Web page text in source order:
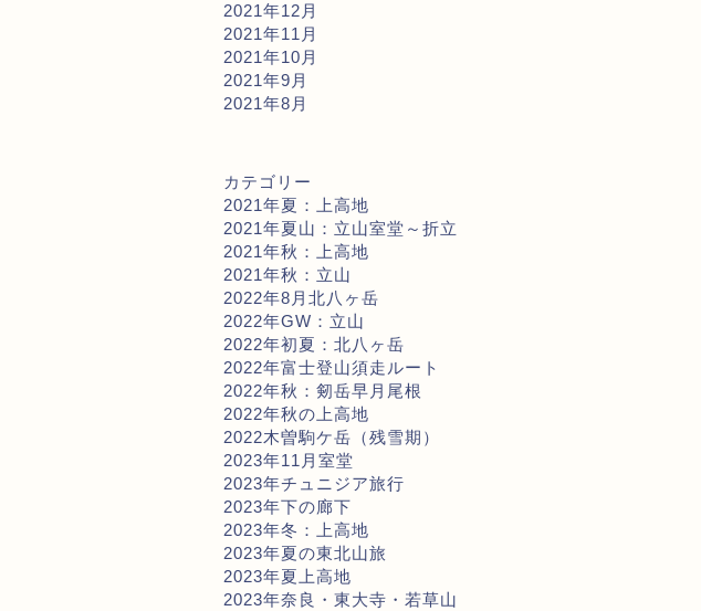
2021年12月
2021年11月
2021年10月
2021年9月
2021年8月
カテゴリー
2021年夏：上高地
2021年夏山：立山室堂～折立
2021年秋：上高地
2021年秋：立山
2022年8月北八ヶ岳
2022年GW：立山
2022年初夏：北八ヶ岳
2022年富士登山須走ルート
2022年秋：剱岳早月尾根
2022年秋の上高地
2022木曽駒ケ岳（残雪期）
2023年11月室堂
2023年チュニジア旅行
2023年下の廊下
2023年冬：上高地
2023年夏の東北山旅
2023年夏上高地
2023年奈良・東大寺・若草山